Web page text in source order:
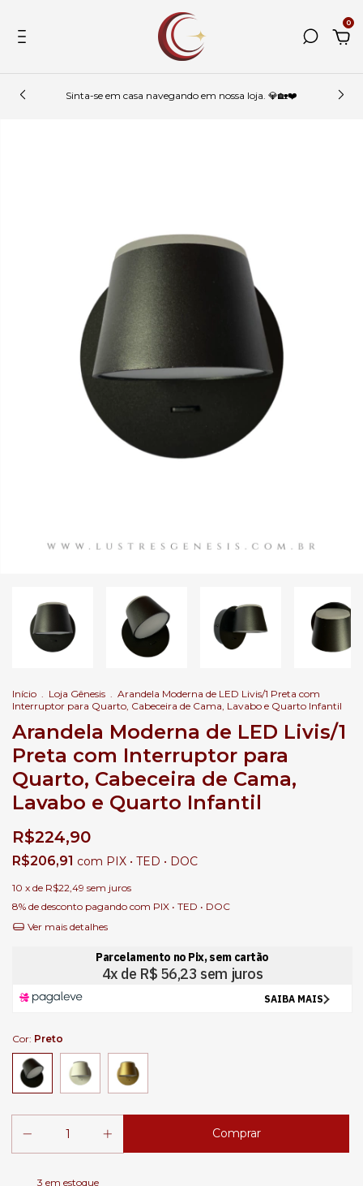
0
Sinta-se em casa navegando em nossa loja. 💎🏡❤️
Início Loja Gênesis
Arandela Moderna de LED Livis/1 Preta com
Interruptor para Quarto, Cabeceira de Cama, Lavabo e Quarto Infantil
Arandela Moderna de LED Livis/1
Preta com Interruptor para
Quarto, Cabeceira de Cama,
Lavabo e Quarto Infantil
R$224,90
R$206,91 com PIX • TED • DOC
10 x de R$22,49 sem juros
8% de desconto pagando com PIX • TED • DOC
Ver mais detalhes
Cor: Preto
3 em estoque